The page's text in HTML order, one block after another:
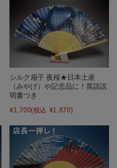
シルク扇子 夜桜★日本土産
（みやげ）や記念品に！英語説
明書つき
¥1,700(税込 ¥1,870)